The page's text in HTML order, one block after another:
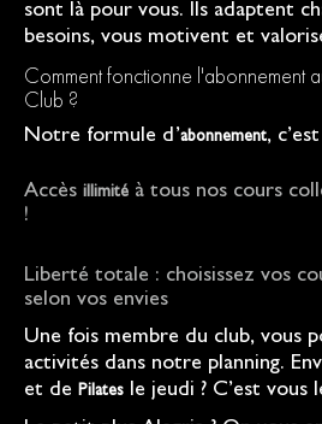
sont là pour vous. Ils adaptent
besoins, vous motivent et
Comment fonctionne l'abonnement
Club ?
Notre formule d’abonnement,
Accès illimité à tous nos cours
!
Liberté totale : choisissez vos
selon vos envies
Une fois membre du club, vous
activités dans notre planning.
et de Pilates le jeudi ? C’est vous